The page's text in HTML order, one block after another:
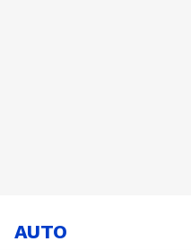
AUTO